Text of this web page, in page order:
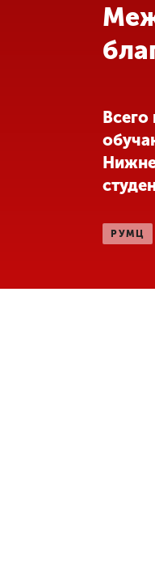
Другие виды
деятельности
Всего
РУМЦ